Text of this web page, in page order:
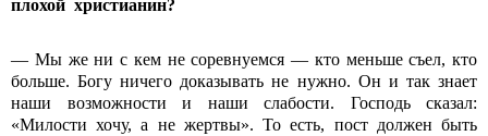
плохой христианин?
— Мы же ни с кем не соревнуемся — кто меньше съел, кто
больше. Богу ничего доказывать не нужно. Он и так знает
наши возможности и наши слабости. Господь сказал:
«Милости хочу, а не жертвы». То есть, пост должен быть